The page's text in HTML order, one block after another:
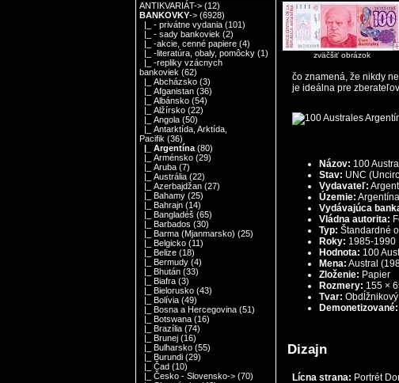
ANTIKVARIÁT-> (12)
BANKOVKY-> (6928)
|_ - privátne vydania (101)
|_ - sady bankoviek (2)
|_ -akcie, cenné papiere (4)
|_ -literatúra, obaly, pomôcky (1)
|_ -repliky vzácnych
bankoviek (62)
|_ Abcházsko (3)
|_ Afganistan (36)
|_ Albánsko (54)
|_ Alžírsko (22)
|_ Angola (50)
|_ Antarktída, Arktída,
Pacifik (36)
|_ Argentína (80)
|_ Arménsko (29)
|_ Aruba (7)
|_ Austrália (22)
|_ Azerbajdžan (27)
|_ Bahamy (25)
|_ Bahrajn (14)
|_ Bangladéš (65)
|_ Barbados (30)
|_ Barma (Mjanmarsko) (25)
|_ Belgicko (11)
|_ Belize (18)
|_ Bermudy (4)
|_ Bhután (33)
|_ Biafra (3)
|_ Bielorusko (43)
|_ Bolívia (49)
|_ Bosna a Hercegovina (51)
|_ Botswana (16)
|_ Brazília (74)
|_ Brunej (16)
|_ Bulharsko (55)
|_ Burundi (29)
|_ Čad (10)
|_ Česko - Slovensko-> (70)
zväčšiť obrázok
čo znamená, že nikdy
je ideálna pre
Názov: 100
Stav: UNC
Vydavateľ:
Územie: Argentína
Vydávajúca
Vládna autorita:
Typ: Štandardné
Roky: 1985-1990
Hodnota: 100
Mena: Austral
Zloženie: Papier
Rozmery: 155 ×
Tvar: Obdĺžnikový
Demonetizované:
Dizajn
Lícna strana: Portrét